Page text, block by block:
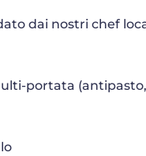
dai nostri chef
portata